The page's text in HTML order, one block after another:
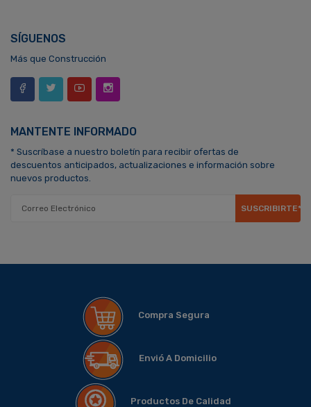
SÍGUENOS
Más que Construcción
MANTENTE INFORMADO
* Suscríbase a nuestro boletín para recibir ofertas de
descuentos anticipados, actualizaciones e información sobre
nuevos productos.
SUSCRIBIRTE*
Compra Segura
Envió A Domicilio
Productos De Calidad